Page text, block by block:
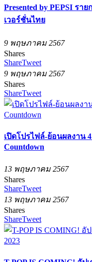
Presented by PEPSI รา
เวอร์ชั่นไทย
9 พฤษภาคม 2567
Shares
ShareTweet
9 พฤษภาคม 2567
Shares
ShareTweet
เปิดโปรไฟล์-ย้อนผลงาน
Countdown
13 พฤษภาคม 2567
Shares
ShareTweet
13 พฤษภาคม 2567
Shares
ShareTweet